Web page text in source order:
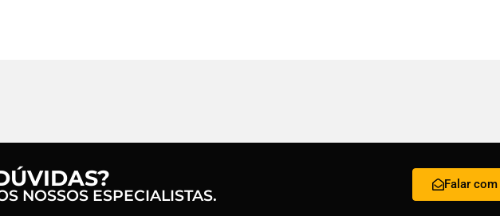
NOSSOS ESPECIALISTAS.
Falar